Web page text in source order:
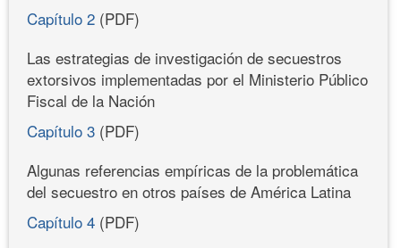
Capítulo 2 (PDF)
Las estrategias de investigación de secuestros
extorsivos implementadas por el Ministerio Público
Fiscal de la Nación
Capítulo 3 (PDF)
Algunas referencias empíricas de la problemática
del secuestro en otros países de América Latina
Capítulo 4 (PDF)